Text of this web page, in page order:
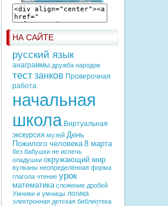
НА САЙТЕ
русский язык
анаграммы дружба народов
тестзанков Проверочная
работа
начальная
школа Виртуальная
экскурсия музей День
Пожилого человека 8 марта
без бабушки не испечь
оладушки окружающий мир
вулканы неопределённая форма
глагола чтение урок
математика сложение дробей
Умники и умницы логика
электронная детская библиотека